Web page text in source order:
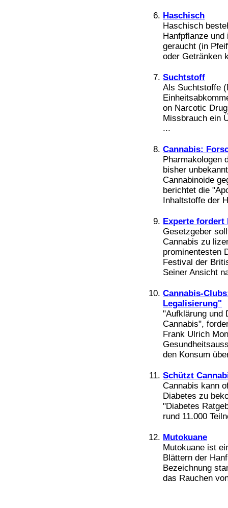
Haschisch
Haschisch
Hanfpflanze
geraucht (in
oder Getränken
Suchtstoff
Als Suchtstoffe
on Narcotic
Missbrauch ein
...
Cannabis:
Pharmakologen
bisher
Cannabinoide
berichtet die
Inhaltstoffe der
Experte fordert
Gesetzgeber
Cannabis zu
prominentesten
Festival der
Seiner Ansicht
Cannabis-
Legalisierung"
"Aufklärung und
Cannabis",
Frank Ulrich
den Konsum
Schützt
Cannabis kann
Diabetes zu
"Diabetes
rund 11.000
Mutokuane
Mutokuane ist
Blättern der
Bezeichnung
das Rauchen